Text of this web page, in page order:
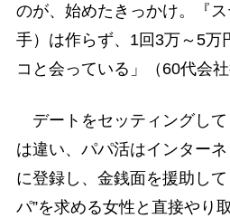
のが、始めたきっかけ。『
手）は作らず、1回3万～5万
コと会っている」（60代会社
デートをセッティングして
は違い、パパ活はインター
に登録し、金銭面を援助し
パ”を求める女性と直接やり